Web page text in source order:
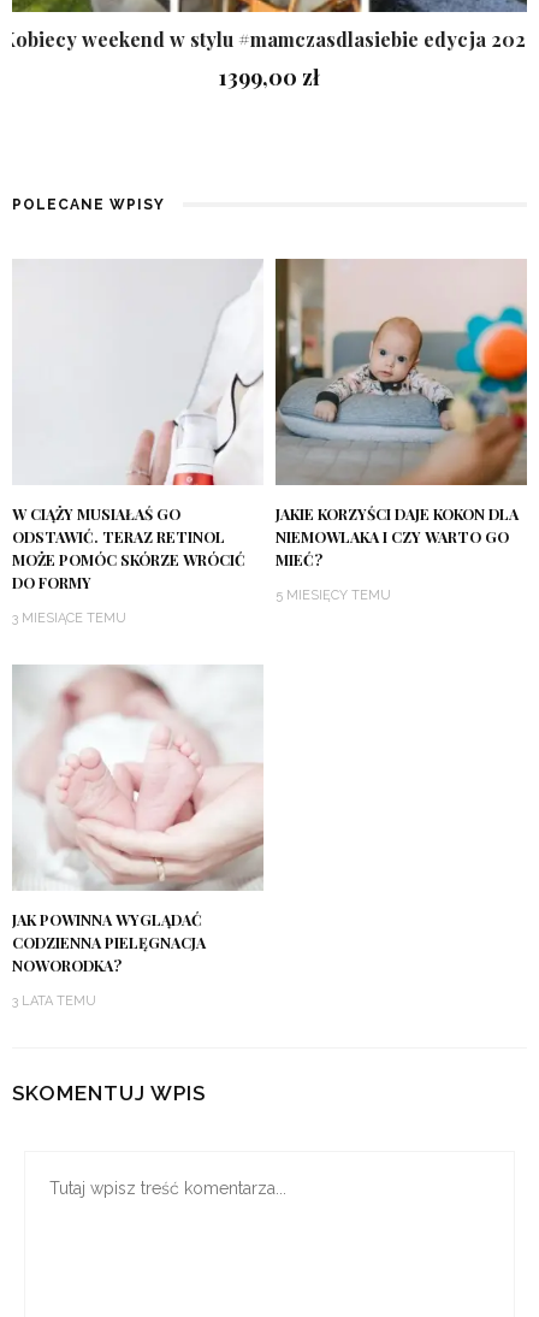
Kobiecy weekend w stylu #mamczasdlasiebie edycja 2026
1399,00 zł
POLECANE WPISY
W CIĄŻY MUSIAŁAŚ GO
ODSTAWIĆ. TERAZ RETINOL
MOŻE POMÓC SKÓRZE WRÓCIĆ
DO FORMY
3 MIESIĄCE TEMU
JAKIE KORZYŚCI DAJE KOKON DLA
NIEMOWLAKA I CZY WARTO GO
MIEĆ?
5 MIESIĘCY TEMU
JAK POWINNA WYGLĄDAĆ
CODZIENNA PIELĘGNACJA
NOWORODKA?
3 LATA TEMU
SKOMENTUJ WPIS